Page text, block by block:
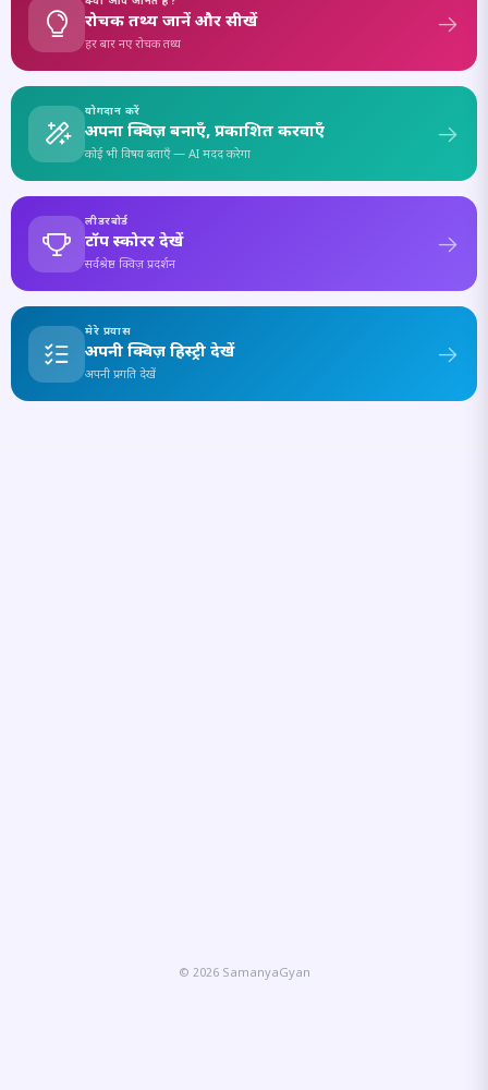
रोचक तथ्य जानें और सीखें
हर बार नए रोचक तथ्य
योगदान करें
अपना क्विज़ बनाएँ, प्रकाशित करवाएँ
कोई भी विषय बताएँ — AI मदद करेगा
लीडरबोर्ड
टॉप स्कोरर देखें
सर्वश्रेष्ठ क्विज़ प्रदर्शन
मेरे प्रयास
अपनी क्विज़ हिस्ट्री देखें
अपनी प्रगति देखें
© 2026 SamanyaGyan